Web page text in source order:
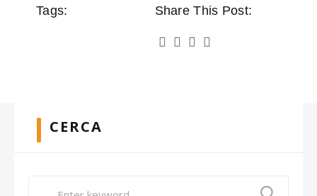
Tags: Share This Post:
CERCA